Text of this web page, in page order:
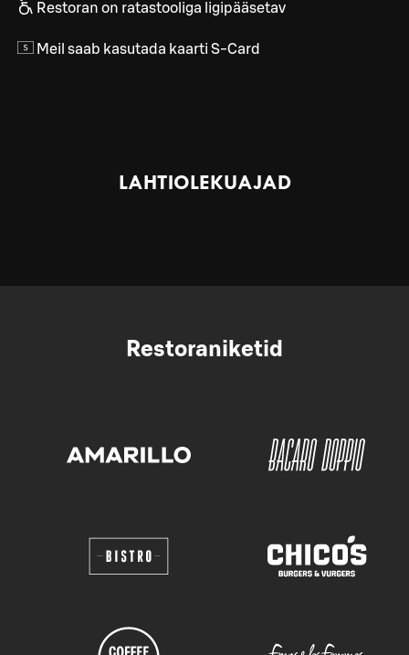
Restoran on ratastooliga ligipääsetav
Meil saab kasutada kaarti S-Card
LAHTIOLEKUAJAD
Restoraniketid